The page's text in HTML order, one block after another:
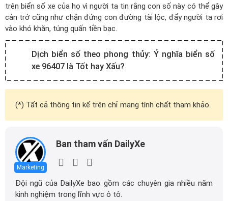
trên biển số xe của họ vì người ta tin rằng con số này có thể gây
cản trở cũng như chặn đứng con đường tài lộc, đẩy người ta rơi
vào khó khăn, túng quấn tiền bạc.
Dịch biển số theo phong thủy: Ý nghĩa biển số
xe 96407 là Tốt hay Xấu?
(*) Tất cả thông tin kể trên chỉ mang tính chất tham khảo.
Marketing
Ban tham vấn DailyXe
Đội ngũ của DailyXe bao gồm các chuyên gia nhiều năm
kinh nghiệm trong lĩnh vực ô tô.